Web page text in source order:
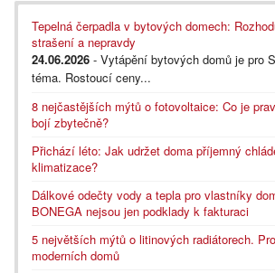
Tepelná čerpadla v bytových domech:
strašení a nepravdy
24.06.2026 - Vytápění bytových domů je pro
téma. Rostoucí ceny...
8 nejčastějších mýtů o fotovoltaice: Co je
bojí zbytečně?
Přichází léto: Jak udržet doma příjemný
klimatizace?
Dálkové odečty vody a tepla pro vlastníky
BONEGA nejsou jen podklady k fakturaci
5 největších mýtů o litinových radiátorech.
moderních domů